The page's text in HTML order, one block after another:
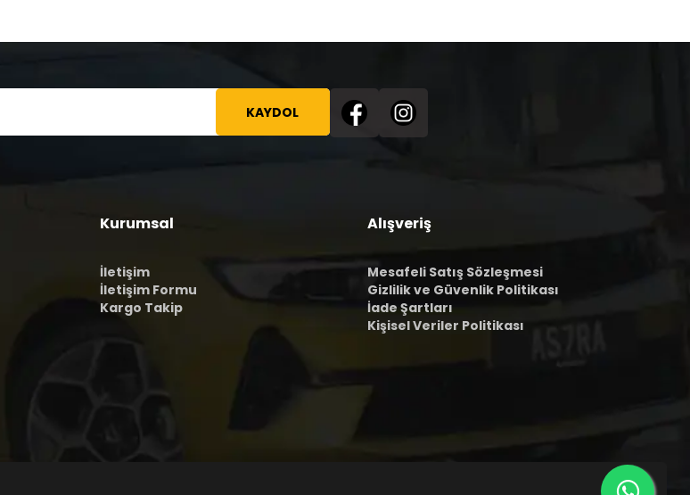
KAYDOL
Kurumsal
İletişim
İletişim Formu
Kargo Takip
Alışveriş
Mesafeli Satış Sözleşmesi
Gizlilik ve Güvenlik Politikası
İade Şartları
Kişisel Veriler Politikası